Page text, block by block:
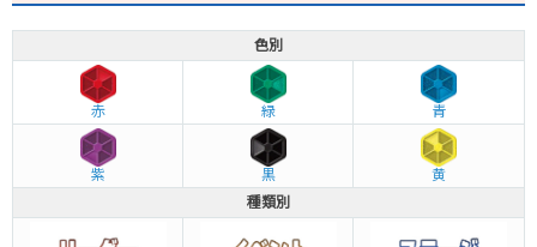
色別
赤 緑 青
紫 黒
黄
種類別